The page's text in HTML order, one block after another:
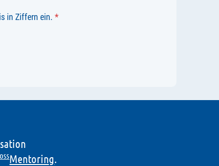
in Ziffern ein. *
Mentoring.